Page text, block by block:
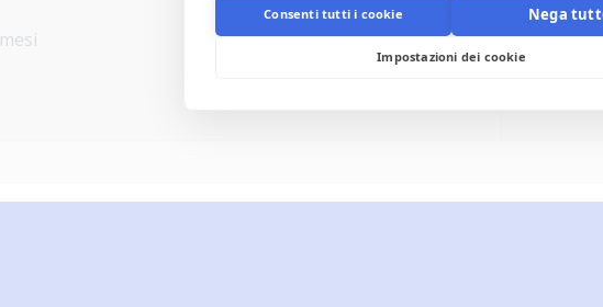
Consenti tutti i cookie Nega
Impostazioni dei cookie